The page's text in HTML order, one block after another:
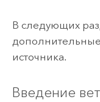
В следующих
дополнительные
источника.
Введение